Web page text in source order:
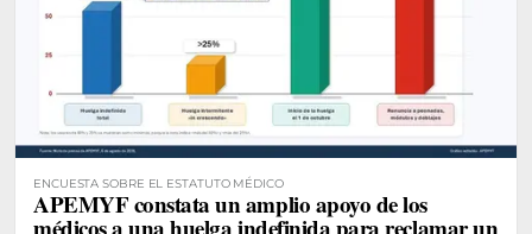
ENCUESTA SOBRE EL ESTATUTO MÉDICO
APEMYF constata un amplio apoyo de los
médicos a una huelga indefinida para reclamar un